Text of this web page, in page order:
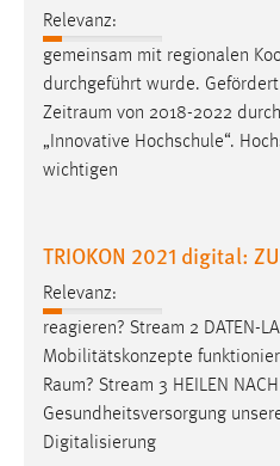
Relevanz:
gemeinsam mit regionalen
durchgeführt wurde.
Zeitraum von 2018-2022
„Innovative Hochschule“.
wichtigen
TRIOKON 2021 digital:
Relevanz:
reagieren? Stream 2 DATEN-
Mobilitätskonzepte
Raum? Stream 3 HEILEN
Gesundheitsversorgung
Digitalisierung
chat-frame-style-
Zweck:
Wird benötigt um die
Cookie Laufzeit:
5e9dbeb1811c0446 =
Name:
fe_user, be_user,
Zweck:
Dieser Cookie ist notwendig
einloggen zu können.